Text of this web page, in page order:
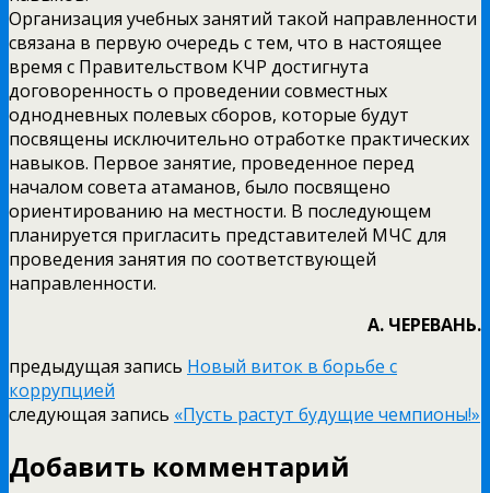
Организация учебных занятий такой направленности
связана в первую очередь с тем, что в настоящее
время с Правительством КЧР достигнута
договоренность о проведении совместных
однодневных полевых сборов, которые будут
посвящены исключительно отработке практических
навыков. Первое занятие, проведенное перед
началом совета атаманов, было посвящено
ориентированию на местности. В последующем
планируется пригласить представителей МЧС для
проведения занятия по соответствующей
направленности.
А. ЧЕРЕВАНЬ.
предыдущая запись Новый виток в борьбе с
коррупцией
следующая запись «Пусть растут будущие чемпионы!»
Добавить комментарий